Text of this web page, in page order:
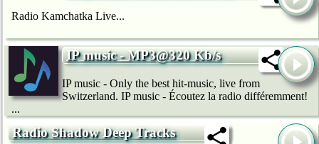
Radio Kamchatka Live...
IP music - MP3@320 Kb/s
IP music - Only the best hit-music, live from
Switzerland. IP music - Écoutez la radio différemment!
...
Radio Shadow Deep Tracks